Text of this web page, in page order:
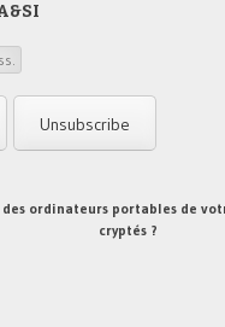
des ordinateurs portables de
cryptés ?